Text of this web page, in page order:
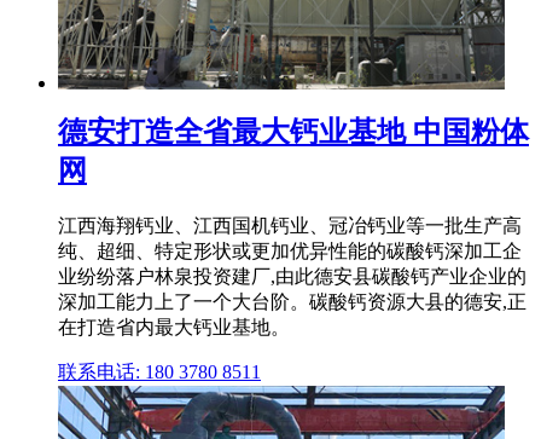
德安打造全省最大钙业基地 中国粉体
网
江西海翔钙业、江西国机钙业、冠冶钙业等一批生产高
纯、超细、特定形状或更加优异性能的碳酸钙深加工企
业纷纷落户林泉投资建厂,由此德安县碳酸钙产业企业的
深加工能力上了一个大台阶。碳酸钙资源大县的德安,正
在打造省内最大钙业基地。
联系电话: 180 3780 8511